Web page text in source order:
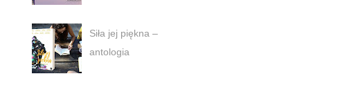
Siła jej piękna –
antologia